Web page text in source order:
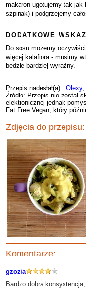
makaron ugotujemy tak jak
szpinak) i podgrzejemy
DODATKOWE
Do sosu możemy
więcej kalafiora - musimy
będzie bardziej wyraźny.
Przepis nadesłał(a): Olexy,
Źródło: Przepis nie został
elektronicznej jednak
Fat Free Vegan, który
Zdjęcia do przepisu:
Komentarze:
gzozia
Bardzo dobra